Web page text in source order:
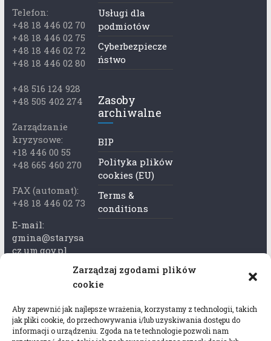
Zarządzaj zgodami plików
cookie
Aby zapewnić jak najlepsze wrażenia, korzystamy z technologii, takich
jak pliki cookie, do przechowywania i/lub uzyskiwania dostępu do
informacji o urządzeniu. Zgoda na te technologie pozwoli nam
Telefon:
+48 18 446 02 70
+48 18 446 02 75
+48 18 446 02 72
+48 18 446 02 80
+48 516 124 928
+48 505 402 274
Zarządzanie
kryzysowe:
+18 446 00 55
+48 665 460 270
FAX (automat):
+48 18 446 02 73
E-mail:
gmina@starysa
cz.um.gov.pl
Adres skrzynki
rytka
Usługi dla
podmiotów
Cyberbezpiecze
ństwo
Zasoby
archiwalne
BIP
Polityka plików
cookies (EU)
Terms &
conditions